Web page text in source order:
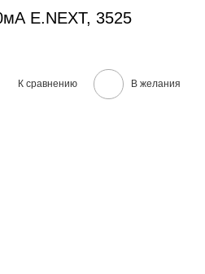
E.NEXT, 3525
К сравнению В желания